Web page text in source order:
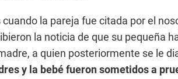
la pareja fue citada por el
la noticia de que su pequeña
a quien posteriormente se le
y la bebé fueron sometidos a